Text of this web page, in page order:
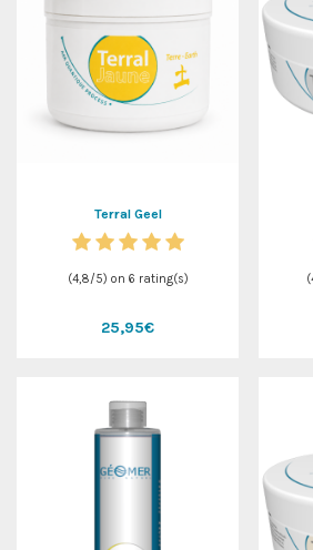
Terral Geel
(4,8/5) on 6 rating(s)
25,95€
(